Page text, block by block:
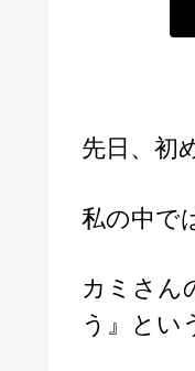
先日、初
私の中で
カミさん
う』とい